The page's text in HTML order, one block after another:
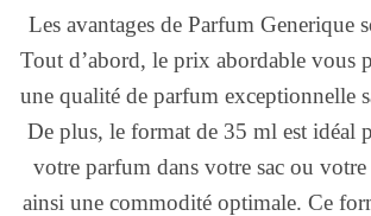
Les avantages de Parfum Generique
Tout d’abord, le prix abordable vous
une qualité de parfum exceptionnelle
De plus, le format de 35 ml est idéal
votre parfum dans votre sac ou
ainsi une commodité optimale. Ce